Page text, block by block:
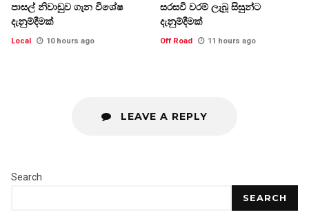
පාසල් නිවාඩුව ගැන විශේෂ
දැනුම්දීමක්
Local 10 hours ago
සරසවි වරම් ලැබූ සිසුන්ට
දැනුම්දීමක්
Off Road 11 hours ago
LEAVE A REPLY
Search
SEARCH